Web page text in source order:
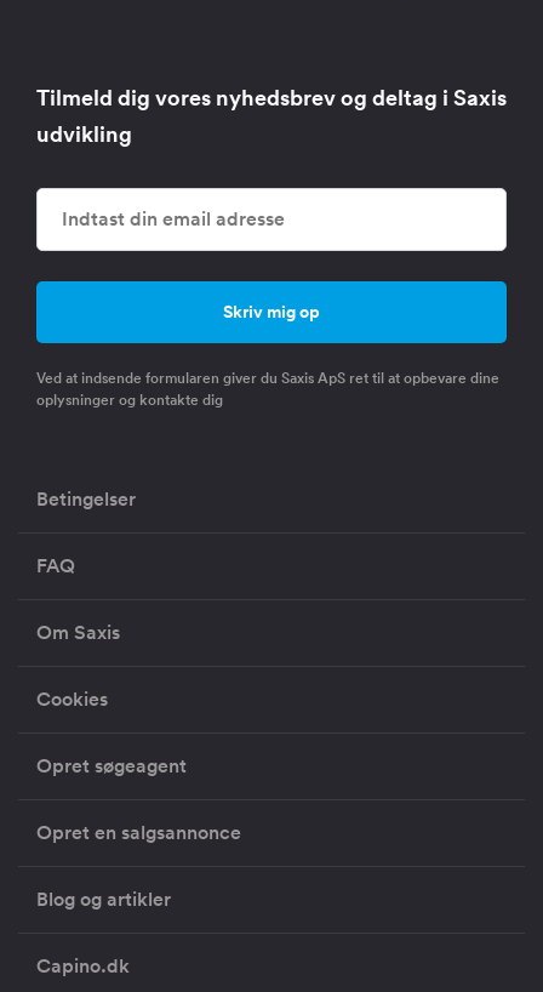
Tilmeld dig vores nyhedsbrev og deltag i Saxis
udvikling
Ved at indsende formularen giver du Saxis ApS ret til at opbevare dine
oplysninger og kontakte dig
Betingelser
FAQ
Om Saxis
Cookies
Opret søgeagent
Opret en salgsannonce
Blog og artikler
Capino.dk